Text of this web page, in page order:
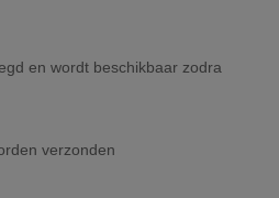
en wordt beschikbaar zodra
verzonden